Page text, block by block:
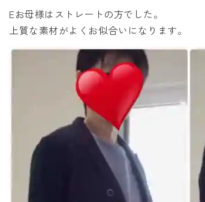
Eお母様はストレートの方でした。
上質な素材がよくお似合いになります。